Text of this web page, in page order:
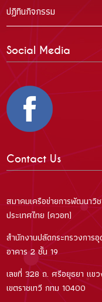
ปฏิทินกิจกรรม
Social Media
Contact Us
สมาคมเครือข่ายการพัฒนาวิ
ประเทศไทย (ควอท)
สำนักงานปลัดกระทรวงกา
อาคาร 2 ชั้น 19
เลขที่ 328 ถ. ศรีอยุธยา แข
เขตราชเทวี กทม 10400